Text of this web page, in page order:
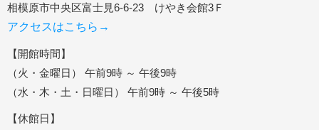
相模原市中央区富士見6-6-23 けやき会館3Ｆ
アクセスはこちら→
【開館時間】
（火・金曜日） 午前9時 ～ 午後9時
（水・木・土・日曜日） 午前9時 ～ 午後5時
【休館日】